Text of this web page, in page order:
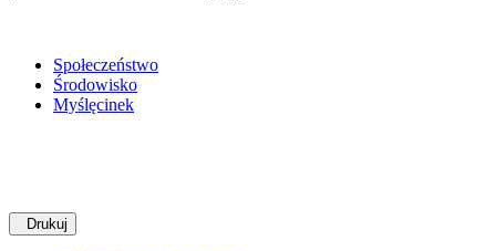
Społeczeństwo
Środowisko
Myślęcinek
Drukuj